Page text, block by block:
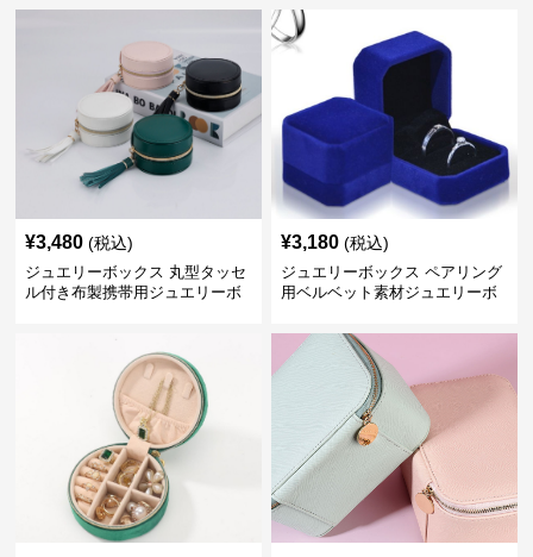
¥3,480 (税込)
ジュエリーボックス 丸型タッセ
ル付き布製携帯用ジュエリーボ
¥3,180 (税込)
ジュエリーボックス ペアリング
用ベルベット素材ジュエリーボ